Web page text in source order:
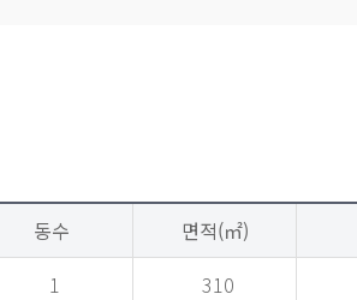
동수 면적(㎡)
1 310